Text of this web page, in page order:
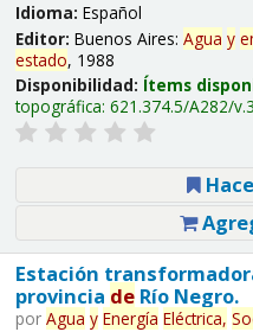
Idioma: Español
Editor: Buenos Aires: Agua y
estado, 1988
Disponibilidad: Ítems
topográfica: 621.374.5/A282/v.3
Estación
provincia deRío Negro.
por Agua y Energía Eléctrica,